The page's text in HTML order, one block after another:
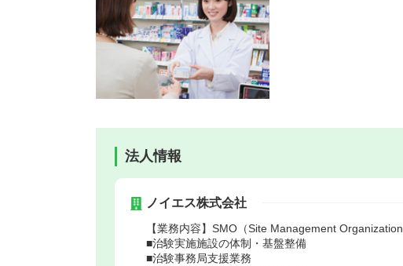
法人情報
ノイエス株式会社
【業務内容】SMO（Site Management
■治験実施施設の体制・基盤整備
■治験事務局支援業務